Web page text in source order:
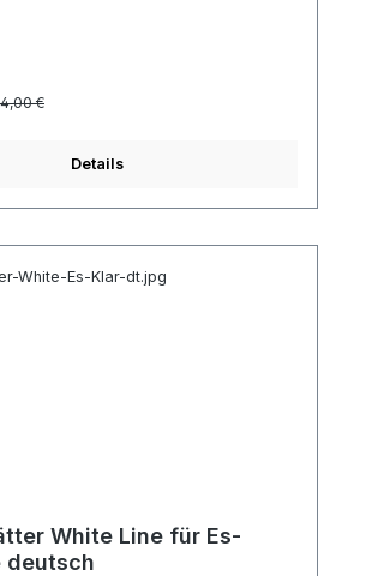
Preis:
€
Details
White Line für Es-
deutsch